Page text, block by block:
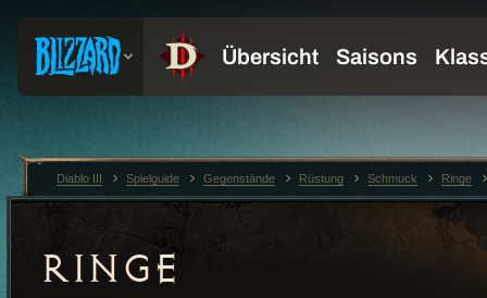
RINGE
Diablo III Spielguide Gegenstände Rüstung Schmuck Ringe